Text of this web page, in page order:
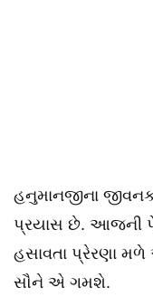
હનુમાનજીના
પ્રયાસ છે. આજની
હસાવતા પ્રેરણા
સૌને એ ગમશે.